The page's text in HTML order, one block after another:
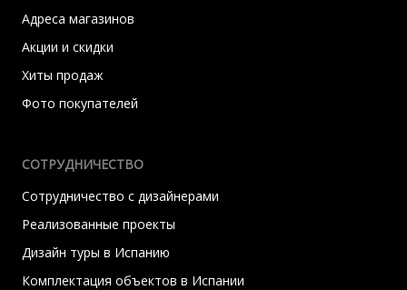
Адреса магазинов
Акции и скидки
Хиты продаж
Фото покупателей
СОТРУДНИЧЕСТВО
Сотрудничество с дизайнерами
Реализованные проекты
Дизайн туры в Испанию
Комплектация объектов в Испании